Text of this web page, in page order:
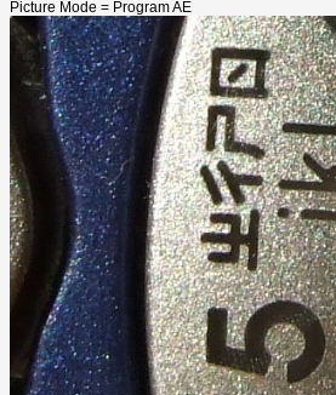
Picture Mode = Program AE